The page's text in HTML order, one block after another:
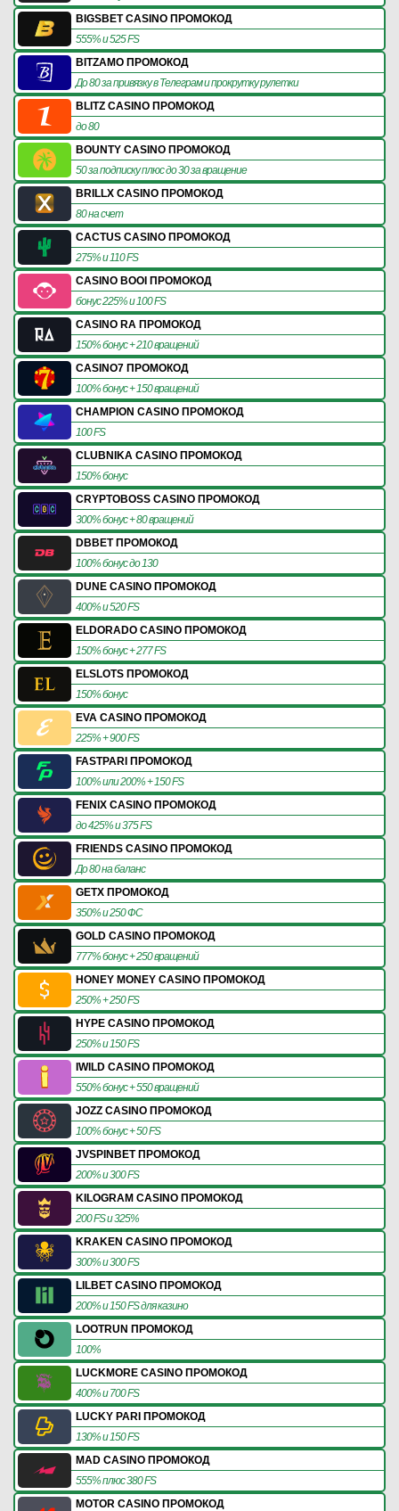
BIGSBET CASINO ПРОМОКОД
555% и 525 FS
BITZAMO ПРОМОКОД
До 80 за привязку в Телеграм и прокрутку рулетки
BLITZ CASINO ПРОМОКОД
до 80
BOUNTY CASINO ПРОМОКОД
50 за подписку плюс до 30 за вращение
BRILLX CASINO ПРОМОКОД
80 на счет
CACTUS CASINO ПРОМОКОД
275% и 110 FS
CASINO BOOI ПРОМОКОД
бонус 225% и 100 FS
CASINO RA ПРОМОКОД
150% бонус + 210 вращений
CASINO7 ПРОМОКОД
100% бонус + 150 вращений
CHAMPION CASINO ПРОМОКОД
100 FS
CLUBNIKA CASINO ПРОМОКОД
150% бонус
CRYPTOBOSS CASINO ПРОМОКОД
300% бонус + 80 вращений
DBBET ПРОМОКОД
100% бонус до 130
DUNE CASINO ПРОМОКОД
400% и 520 FS
ELDORADO CASINO ПРОМОКОД
150% бонус + 277 FS
ELSLOTS ПРОМОКОД
150% бонус
EVA CASINO ПРОМОКОД
225% + 900 FS
FASTPARI ПРОМОКОД
100% или 200% + 150 FS
FENIX CASINO ПРОМОКОД
до 425% и 375 FS
FRIENDS CASINO ПРОМОКОД
До 80 на баланс
GETX ПРОМОКОД
350% и 250 ФС
GOLD CASINO ПРОМОКОД
777% бонус + 250 вращений
HONEY MONEY CASINO ПРОМОКОД
250% + 250 FS
HYPE CASINO ПРОМОКОД
250% и 150 FS
IWILD CASINO ПРОМОКОД
550% бонус + 550 вращений
JOZZ CASINO ПРОМОКОД
100% бонус + 50 FS
JVSPINBET ПРОМОКОД
200% и 300 FS
KILOGRAM CASINO ПРОМОКОД
200 FS и 325%
KRAKEN CASINO ПРОМОКОД
300% и 300 FS
LILBET CASINO ПРОМОКОД
200% и 150 FS для казино
LOOTRUN ПРОМОКОД
100%
LUCKMORE CASINO ПРОМОКОД
400% и 700 FS
LUCKY PARI ПРОМОКОД
130% и 150 FS
MAD CASINO ПРОМОКОД
555% плюс 380 FS
MOTOR CASINO ПРОМОКОД